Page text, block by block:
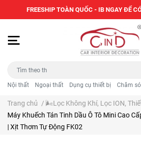
Nội thất Ngoại thất Dụng cụ thiết bị Chăm
Trang chủ / 🌬️Lọc Không Khí, Lọc ION,
Máy Khuếch Tán Tinh Dầu Ô Tô Mini Cao
| Xịt Thơm Tự Động FK02
FREESHIP TOÀN QUỐC - IB NGAY ĐỂ